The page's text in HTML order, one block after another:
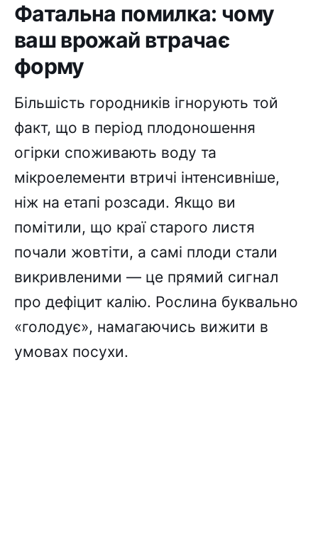
Фатальна помилка: чому
ваш врожай втрачає
форму
Більшість городників ігнорують той
факт, що в період плодоношення
огірки споживають воду та
мікроелементи втричі інтенсивніше,
ніж на етапі розсади. Якщо ви
помітили, що краї старого листя
почали жовтіти, а самі плоди стали
викривленими — це прямий сигнал
про дефіцит калію. Рослина буквально
«голодує», намагаючись вижити в
умовах посухи.